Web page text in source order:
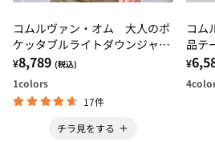
コムルヴァン・オム 大人のポ
ケッタブルライトダウンジャケ
ット
¥8,789 (税込)
1colors
17件
チラ見をする
コム
品テ
¥
4